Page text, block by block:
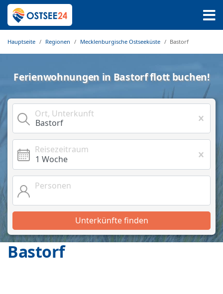
Hauptseite Regionen Mecklenburgische Ostseeküste Bastorf
Ferienwohnungen in Bastorf flott buchen!
Ort, Unterkunft
Reisezeitraum
Personen
Unterkünfte finden
Bastorf